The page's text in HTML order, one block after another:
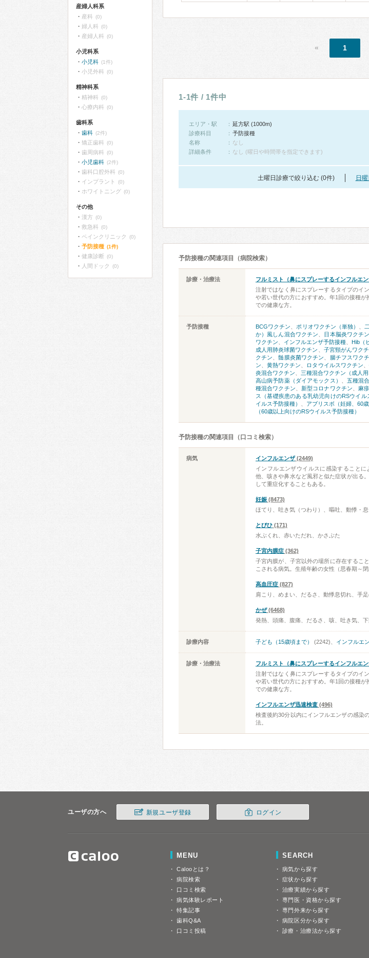
« 1
1-1件 / 1件中
エリア・駅
延方駅 (1000m)
診療科目
予防接種
名称
なし
詳細条件
なし (曜日や時間帯を指定できます)
土曜日診療で絞り込む (0件) 日
予防接種の関連項目（病院検索）
診療・治療法
フルミスト（鼻にスプレーするインフルエン
注射ではなく鼻にスプレーするタイプのイ
や若い世代の方におすすめ。年1回の接種
での健康な方。
予防接種 BCGワクチン ポリオワクチン（単独）
か）風しん混合ワクチン
日本脳炎ワクチン
ワクチン
インフルエンザ予防接種 Hib（
成人用肺炎球菌ワクチン
子宮頸がんワク
クチン
、髄膜炎菌ワクチン 腸チフスワク
ン 、黄熱ワクチン ロタウイルスワクチン
炎混合ワクチン
三種混合ワクチン（成人
高山病予防薬（ダイアモックス）
五種混
種混合ワクチン
新型コロナワクチン 麻
ス（基礎疾患のある乳幼児向けのRSウイル
イルス予防接種）
アブリスボ（妊婦、60
（60歳以上向けのRSウイルス予防接種）
予防接種の関連項目（口コミ検索）
病気 インフルエンザ(2449)
インフルエンザウイルスに感染すること
他、咳きや鼻水など風邪と似た症状が出る
して重症化することもある。
妊娠 (8473)
ほてり、吐き気（つわり）、嘔吐、動悸・
とびひ (171)
水ぶくれ、赤いただれ、かさぶた
子宮内膜症 (362)
子宮内膜が、子宮以外の場所に存在するこ
こされる病気。生殖年齢の女性（思春期～
高血圧症 (827)
肩こり、めまい、だるさ、動悸息切れ、手
かぜ(6468)
発熱、頭痛、腹痛、だるさ、咳、吐き気、
診療内容 子ども（15歳頃まで） (2242)、 インフルエ
診療・治療法 フルミスト（鼻にスプレーするインフルエン
注射ではなく鼻にスプレーするタイプのイ
や若い世代の方におすすめ。年1回の接種
での健康な方。
インフルエンザ迅速検査 (496)
検査後約30分以内にインフルエンザの感染
法。
産婦人科系
産科 (0)
婦人科 (0)
産婦人科 (0)
小児科系
小児科 (1件)
小児外科 (0)
精神科系
精神科 (0)
心療内科 (0)
歯科系
歯科 (2件)
矯正歯科 (0)
歯周病科 (0)
小児歯科 (2件)
歯科口腔外科 (0)
インプラント (0)
ホワイトニング (0)
その他
漢方 (0)
救急科 (0)
ペインクリニック (0)
予防接種 (1件)
健康診断 (0)
人間ドック (0)
ユーザの方へ 新規ユーザ登録 ログイン
MENU
Calooとは？
病院検索
口コミ検索
病気体験レポート
特集記事
歯科Q&A
口コミ投稿
SEARCH
病気から探す
症状から探す
治療実績から探す
専門医・資格から探す
専門外来から探す
病院区分から探す
診療・治療法から探す